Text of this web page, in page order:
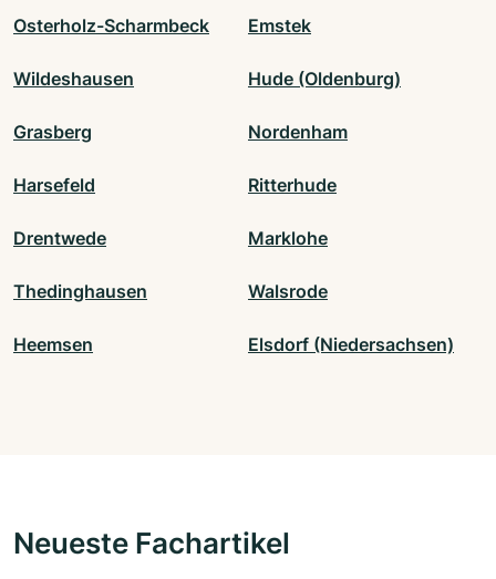
Osterholz-Scharmbeck Emstek
Wildeshausen Hude (Oldenburg)
Grasberg Nordenham
Harsefeld Ritterhude
Drentwede Marklohe
Thedinghausen Walsrode
Heemsen Elsdorf (Niedersachsen)
Neueste Fachartikel